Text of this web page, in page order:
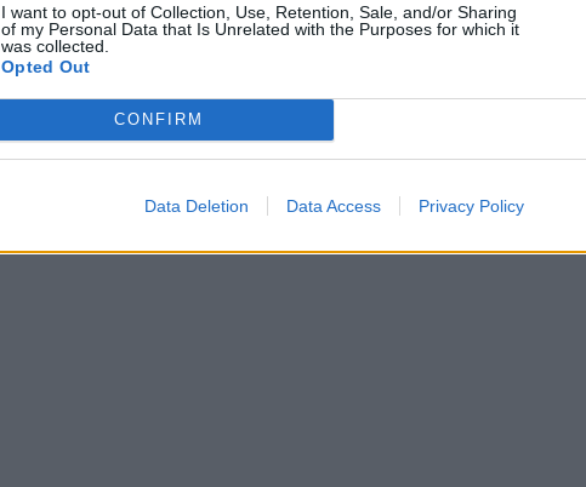
I want to opt-out of Collection, Use, Retention, Sale, and/or Sharing
of my Personal Data that Is Unrelated with the Purposes for which it
was collected.
Opted Out
CONFIRM
Data Deletion Data Access Privacy Policy